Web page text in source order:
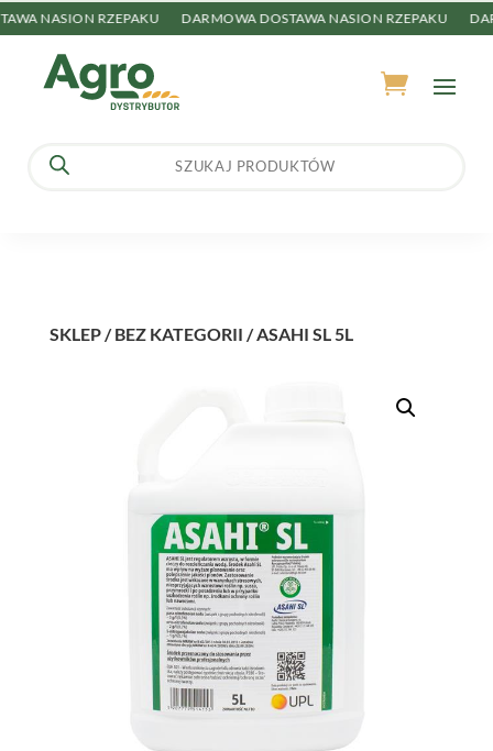
NASION RZEPAKU DARMOWA DOSTAWA NASION RZEPAKU
Wyszukiwarka
produktów
SKLEP/BEZ KATEGORII / ASAHI SL 5L